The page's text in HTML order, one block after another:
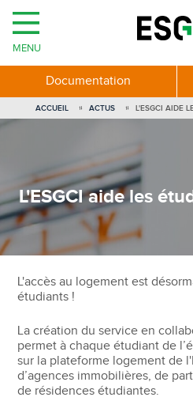
L'ESGCI aide les
ACCUEIL ACTUS L'ESGCI AIDE
L'accès au logement est
étudiants !
La création du service en
permet à chaque étudiant de
sur la plateforme logement de
d’agences immobilières, de
de résidences étudiantes.
MENU
Documentation